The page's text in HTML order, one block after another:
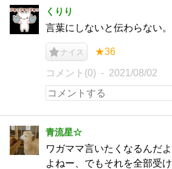
くりり
言葉にしないと伝わらない。
ナイス ★36
コメント(0) 2021/08/02
青流星☆
ワガママ言いたくなるんだ
よねー、でもそれを全部受